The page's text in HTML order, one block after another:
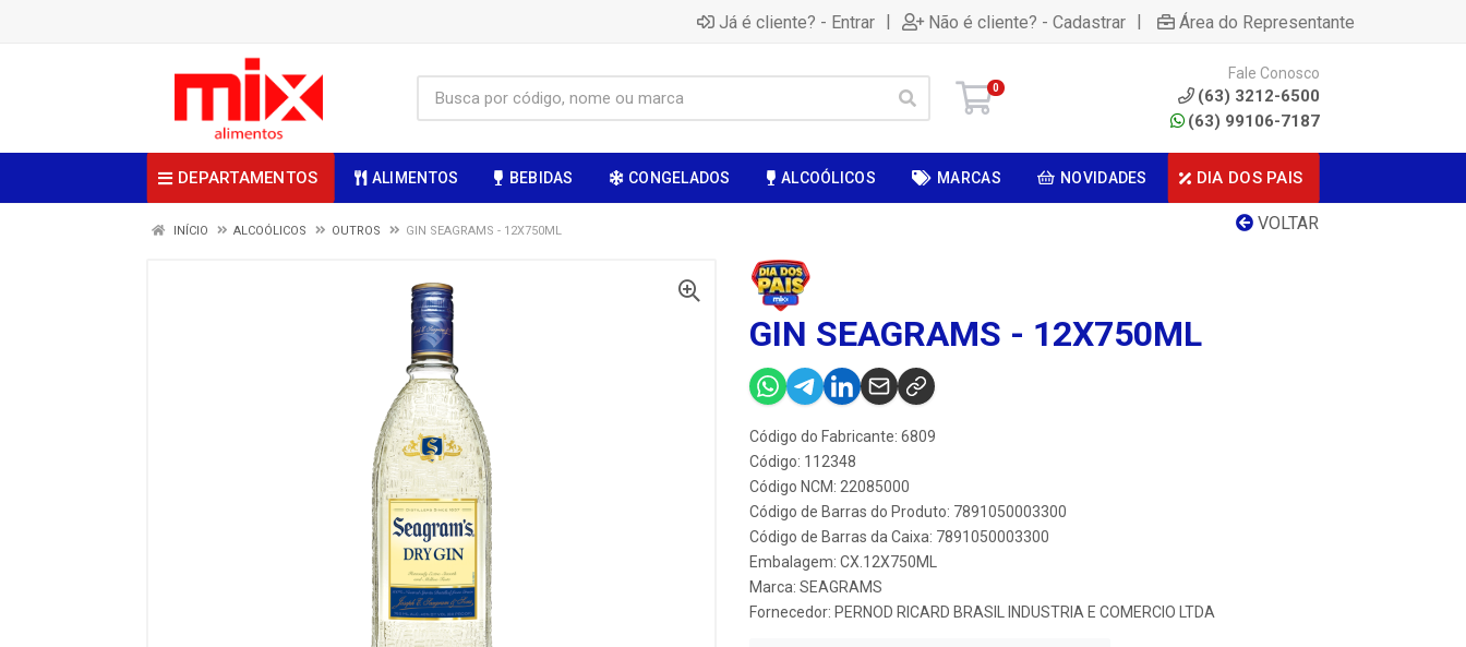
Já é cliente? - Entrar | Não é cliente? - Cadastrar | Área do Representante
0
Fale Conosco
(63) 3212-6500
(63) 99106-7187
DEPARTAMENTOS ALIMENTOS BEBIDAS CONGELADOS ALCOÓLICOS MARCAS NOVIDADES DIA DOS PAIS
VOLTAR
INÍCIO ALCOÓLICOS OUTROS GIN SEAGRAMS - 12X750ML
GIN SEAGRAMS - 12X750ML
Código do Fabricante: 6809
Código: 112348
Código NCM: 22085000
Código de Barras do Produto: 7891050003300
Código de Barras da Caixa: 7891050003300
Embalagem: CX.12X750ML
Marca: SEAGRAMS
Fornecedor: PERNOD RICARD BRASIL INDUSTRIA E COMERCIO LTDA